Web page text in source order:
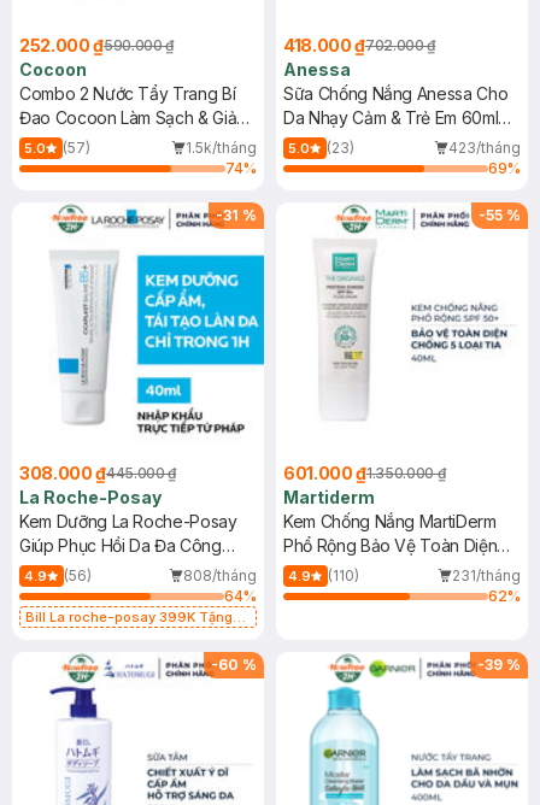
252.000 ₫590.000 ₫
Cocoon
Combo 2 Nước Tẩy Trang Bí
Đao Cocoon Làm Sạch & Giảm
Dầu 500ml
5.0 (57)
1.5k/tháng
74%
418.000 ₫702.000 ₫
Anessa
Sữa Chống Nắng Anessa Cho
Da Nhạy Cảm & Trẻ Em 60ml
(Mới)
5.0 (23)
423/tháng
69%
-31 %
308.000 ₫445.000 ₫
La Roche-Posay
Kem Dưỡng La Roche-Posay
Giúp Phục Hồi Da Đa Công
Dụng 40ml
4.9 (56)
808/tháng
64%
Bill La roche-posay 399K Tặng
(SL có hạn)
-55 %
601.000 ₫1.350.000 ₫
Martiderm
Kem Chống Nắng MartiDerm
Phổ Rộng Bảo Vệ Toàn Diện
40ml
4.9 (110)
231/tháng
62%
-60 % -39 %